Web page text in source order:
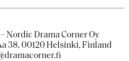
Nordic Drama Corner Oy
38, 00120 Helsinki, Finland